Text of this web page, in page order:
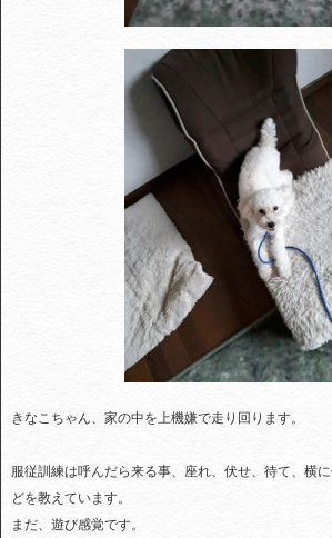
きなこちゃん、家の中を上機嫌で走り回ります。
服従訓練は呼んだら来る事、座れ、伏せ、待て、横
どを教えています。
まだ、遊び感覚です。